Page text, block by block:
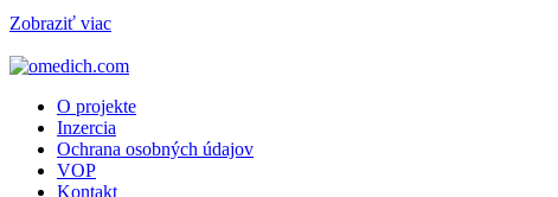
Zobraziť viac
O projekte
Inzercia
Ochrana osobných údajov
VOP
Kontakt